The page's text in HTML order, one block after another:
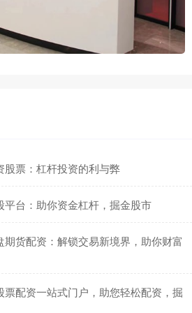
股票：杠杆投资的利与弊
平台：助你资金杠杆，掘金股市
货配资：解锁交易新境界，助你财富
票配资一站式门户，助您轻松配资，掘